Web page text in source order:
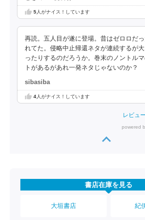
5人がナイス！しています
再読。五人目が遂に登場。昔はゼロロだ
れてた。侵略中止帰還ネタが連続するが
ったりするのだろうか。巻末のノントル
トがあるがあれ一発ネタじゃないのか？
sibasiba
4人がナイス！しています
レビュ
powered
書店在庫を見る
大垣書店 紀